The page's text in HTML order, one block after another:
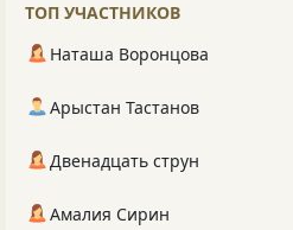
ТОП УЧАСТНИКОВ
Наташа Воронцова
Арыстан Тастанов
Двенадцать струн
Амалия Сирин